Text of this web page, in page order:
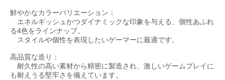
鮮やかなカラーバリエーション：
エネルギッシュかつダイナミックな印象を与える、個性あふれ
る4色をラインナップ。
スタイルや個性を表現したいゲーマーに最適です。
高品質な造り：
耐久性の高い素材から精密に製造され、激しいゲームプレイに
も耐えうる堅牢さを備えています。